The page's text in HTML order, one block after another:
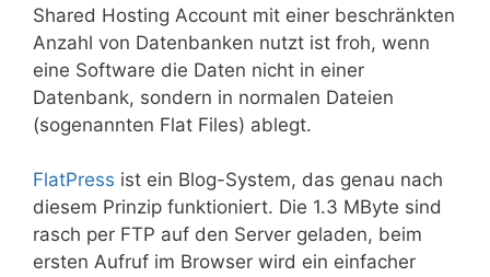
Shared Hosting Account mit einer beschränkten
Anzahl von Datenbanken nutzt ist froh, wenn
eine Software die Daten nicht in einer
Datenbank, sondern in normalen Dateien
(sogenannten Flat Files) ablegt.
FlatPress ist ein Blog-System, das genau nach
diesem Prinzip funktioniert. Die 1.3 MByte sind
rasch per FTP auf den Server geladen, beim
ersten Aufruf im Browser wird ein einfacher